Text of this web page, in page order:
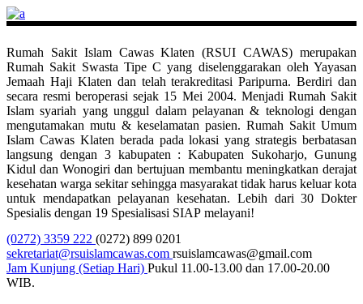
Rumah Sakit Islam Cawas Klaten (RSUI CAWAS) merupakan
Rumah Sakit Swasta Tipe C yang diselenggarakan oleh Yayasan
Jemaah Haji Klaten dan telah terakreditasi Paripurna. Berdiri dan
secara resmi beroperasi sejak 15 Mei 2004. Menjadi Rumah Sakit
Islam syariah yang unggul dalam pelayanan & teknologi dengan
mengutamakan mutu & keselamatan pasien. Rumah Sakit Umum
Islam Cawas Klaten berada pada lokasi yang strategis berbatasan
langsung dengan 3 kabupaten : Kabupaten Sukoharjo, Gunung
Kidul dan Wonogiri dan bertujuan membantu meningkatkan derajat
kesehatan warga sekitar sehingga masyarakat tidak harus keluar kota
untuk mendapatkan pelayanan kesehatan. Lebih dari 30 Dokter
Spesialis dengan 19 Spesialisasi SIAP melayani!
(0272) 3359 222 (0272) 899 0201
sekretariat@rsuislamcawas.com rsuislamcawas@gmail.com
Jam Kunjung (Setiap Hari) Pukul 11.00-13.00 dan 17.00-20.00
WIB.